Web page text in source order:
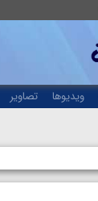
ویدیوها تصاویر